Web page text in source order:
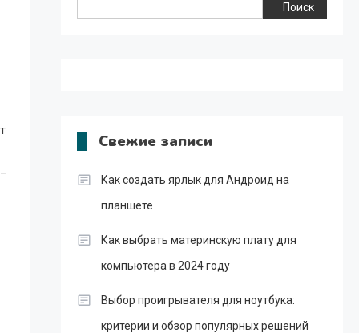
Поиск
Свежие записи
Как создать ярлык для Андроид на
планшете
Как выбрать материнскую плату для
компьютера в 2024 году
Выбор проигрывателя для ноутбука:
критерии и обзор популярных решений